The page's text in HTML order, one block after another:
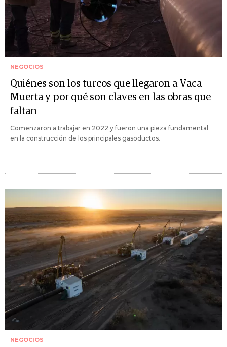
NEGOCIOS
Quiénes son los turcos que llegaron a Vaca
Muerta y por qué son claves en las obras que
faltan
Comenzaron a trabajar en 2022 y fueron una pieza fundamental
en la construcción de los principales gasoductos.
NEGOCIOS